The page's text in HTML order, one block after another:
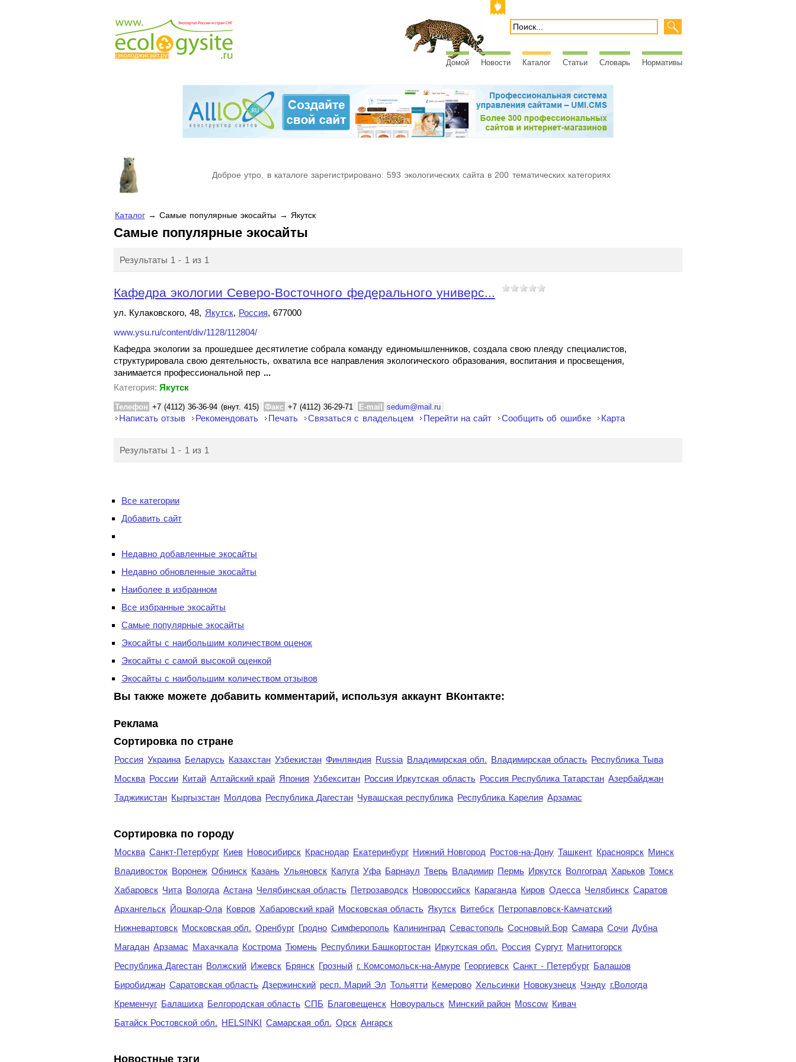
Домой Новости Каталог Статьи Словарь Нормативы
Доброе утро, в каталоге зарегистрировано: 593 экологических сайта в 200 тематических категориях
Каталог→ Самые популярные экосайты → Якутск
Самые популярные экосайты
Результаты 1 - 1 из 1
Кафедра экологии Северо-Восточного федерального универс...
ул. Кулаковского, 48, Якутск, Россия, 677000
www.ysu.ru/content/div/1128/112804/
Кафедра экологии за прошедшее десятилетие собрала команду единомышленников, создала свою плеяду специалистов,
структурировала свою деятельность, охватила все направления экологического образования, воспитания и просвещения,
занимается профессиональной пер ...
Категория: Якутск
Телефон +7 (4112) 36-36-94 (внут. 415) Факс +7 (4112) 36-29-71 E-mail sedum@mail.ru
Написать отзыв Рекомендовать Печать Связаться с владельцем Перейти на сайт Сообщить об ошибке Карта
Результаты 1 - 1 из 1
Все категории
Добавить сайт
Недавно добавленные экосайты
Недавно обновленные экосайты
Наиболее в избранном
Все избранные экосайты
Самые популярные экосайты
Экосайты с наибольшим количеством оценок
Экосайты с самой высокой оценкой
Экосайты с наибольшим количеством отзывов
Вы также можете добавить комментарий, используя аккаунт ВКонтакте:
Реклама
Сортировка по стране
Россия Украина Беларусь Казахстан Узбекистан Финляндия Russia Владимирская обл. Владимирская область Республика Тыва
Москва России Китай Алтайский край Япония Узбекситан Россия Иркутская область Россия Республика Татарстан Азербайджан
Таджикистан Кыргызстан Молдова Республика Дагестан Чувашская республика Республика Карелия Арзамас
Cортировка по городу
Москва Санкт-Петербург Киев Новосибирск Краснодар Екатеринбург Нижний Новгород Ростов-на-Дону Ташкент Красноярск Минск
Владивосток Воронеж Обнинск Казань Ульяновск Калуга Уфа Барнаул Тверь Владимир Пермь Иркутск Волгоград Харьков Томск
Хабаровск Чита Вологда Астана Челябинская область Петрозаводск Новороссийск Караганда Киров Одесса Челябинск Саратов
Архангельск Йошкар-Ола Ковров Хабаровский край Московская область Якутск Витебск Петропавловск-Камчатский
Нижневартовск Московская обл. Оренбург Гродно Симферополь Калининград Севастополь Сосновый Бор Самара Сочи Дубна
Магадан Арзамас Махачкала Кострома Тюмень Республики Башкортостан Иркутская обл. Россия Сургут Магнитогорск
Республика Дагестан Волжский Ижевск Брянск Грозный г. Комсомольск-на-Амуре Георгиевск Санкт - Петербург Балашов
Биробиджан Саратовская область Дзержинский респ. Марий Эл Тольятти Кемерово Хельсинки Новокузнецк Чэнду г.Вологда
Кременчуг Балашиха Белгородская область СПБ Благовещенск Новоуральск Минский район Moscow Кивач
Батайск Ростовской обл. HELSINKI Самарская обл. Орск Ангарск
Новостные тэги